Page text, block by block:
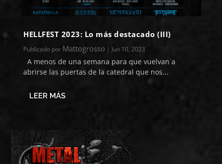
HELLFEST 2023: Lo más destacado (III)
Publicado por Mattogrosso | Jun 10, 2023
A menos de una semana para que vuelvan a
abrirse las puertas de la catedral que nos...
LEER MÁS